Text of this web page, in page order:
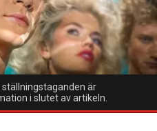
ställningstaganden är
i slutet av artikeln.